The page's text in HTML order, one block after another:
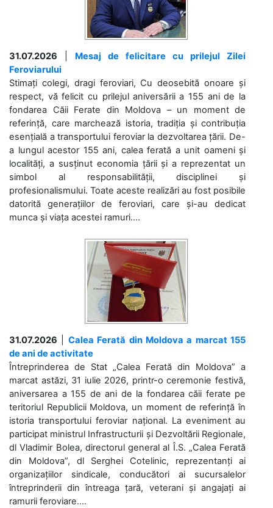
31.07.2026
Mesaj de felicitare cu prilejul Zilei
Feroviarului
Stimați colegi, dragi feroviari, Cu deosebită onoare și
respect, vă felicit cu prilejul aniversării a 155 ani de la
fondarea Căii Ferate din Moldova – un moment de
referință, care marchează istoria, tradiția și contribuția
esențială a transportului feroviar la dezvoltarea țării. De-
a lungul acestor 155 ani, calea ferată a unit oameni și
localități, a susținut economia țării și a reprezentat un
simbol al responsabilității, disciplinei și
profesionalismului. Toate aceste realizări au fost posibile
datorită generațiilor de feroviari, care și-au dedicat
munca și viața acestei ramuri....
31.07.2026
Calea Ferată din Moldova a marcat 155
de ani de activitate
Întreprinderea de Stat „Calea Ferată din Moldova” a
marcat astăzi, 31 iulie 2026, printr-o ceremonie festivă,
aniversarea a 155 de ani de la fondarea căii ferate pe
teritoriul Republicii Moldova, un moment de referință în
istoria transportului feroviar național. La eveniment au
participat ministrul Infrastructurii și Dezvoltării Regionale,
dl Vladimir Bolea, directorul general al Î.S. „Calea Ferată
din Moldova”, dl Serghei Cotelinic, reprezentanți ai
organizațiilor sindicale, conducători ai sucursalelor
întreprinderii din întreaga țară, veterani și angajați ai
ramurii feroviare....